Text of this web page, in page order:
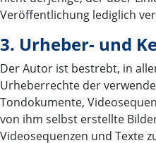
Veröffentlichung lediglich
3. Urheber- und
Der Autor ist bestrebt, in
Urheberrechte der
Tondokumente,
von ihm selbst erstellte
Videosequenzen und Texte